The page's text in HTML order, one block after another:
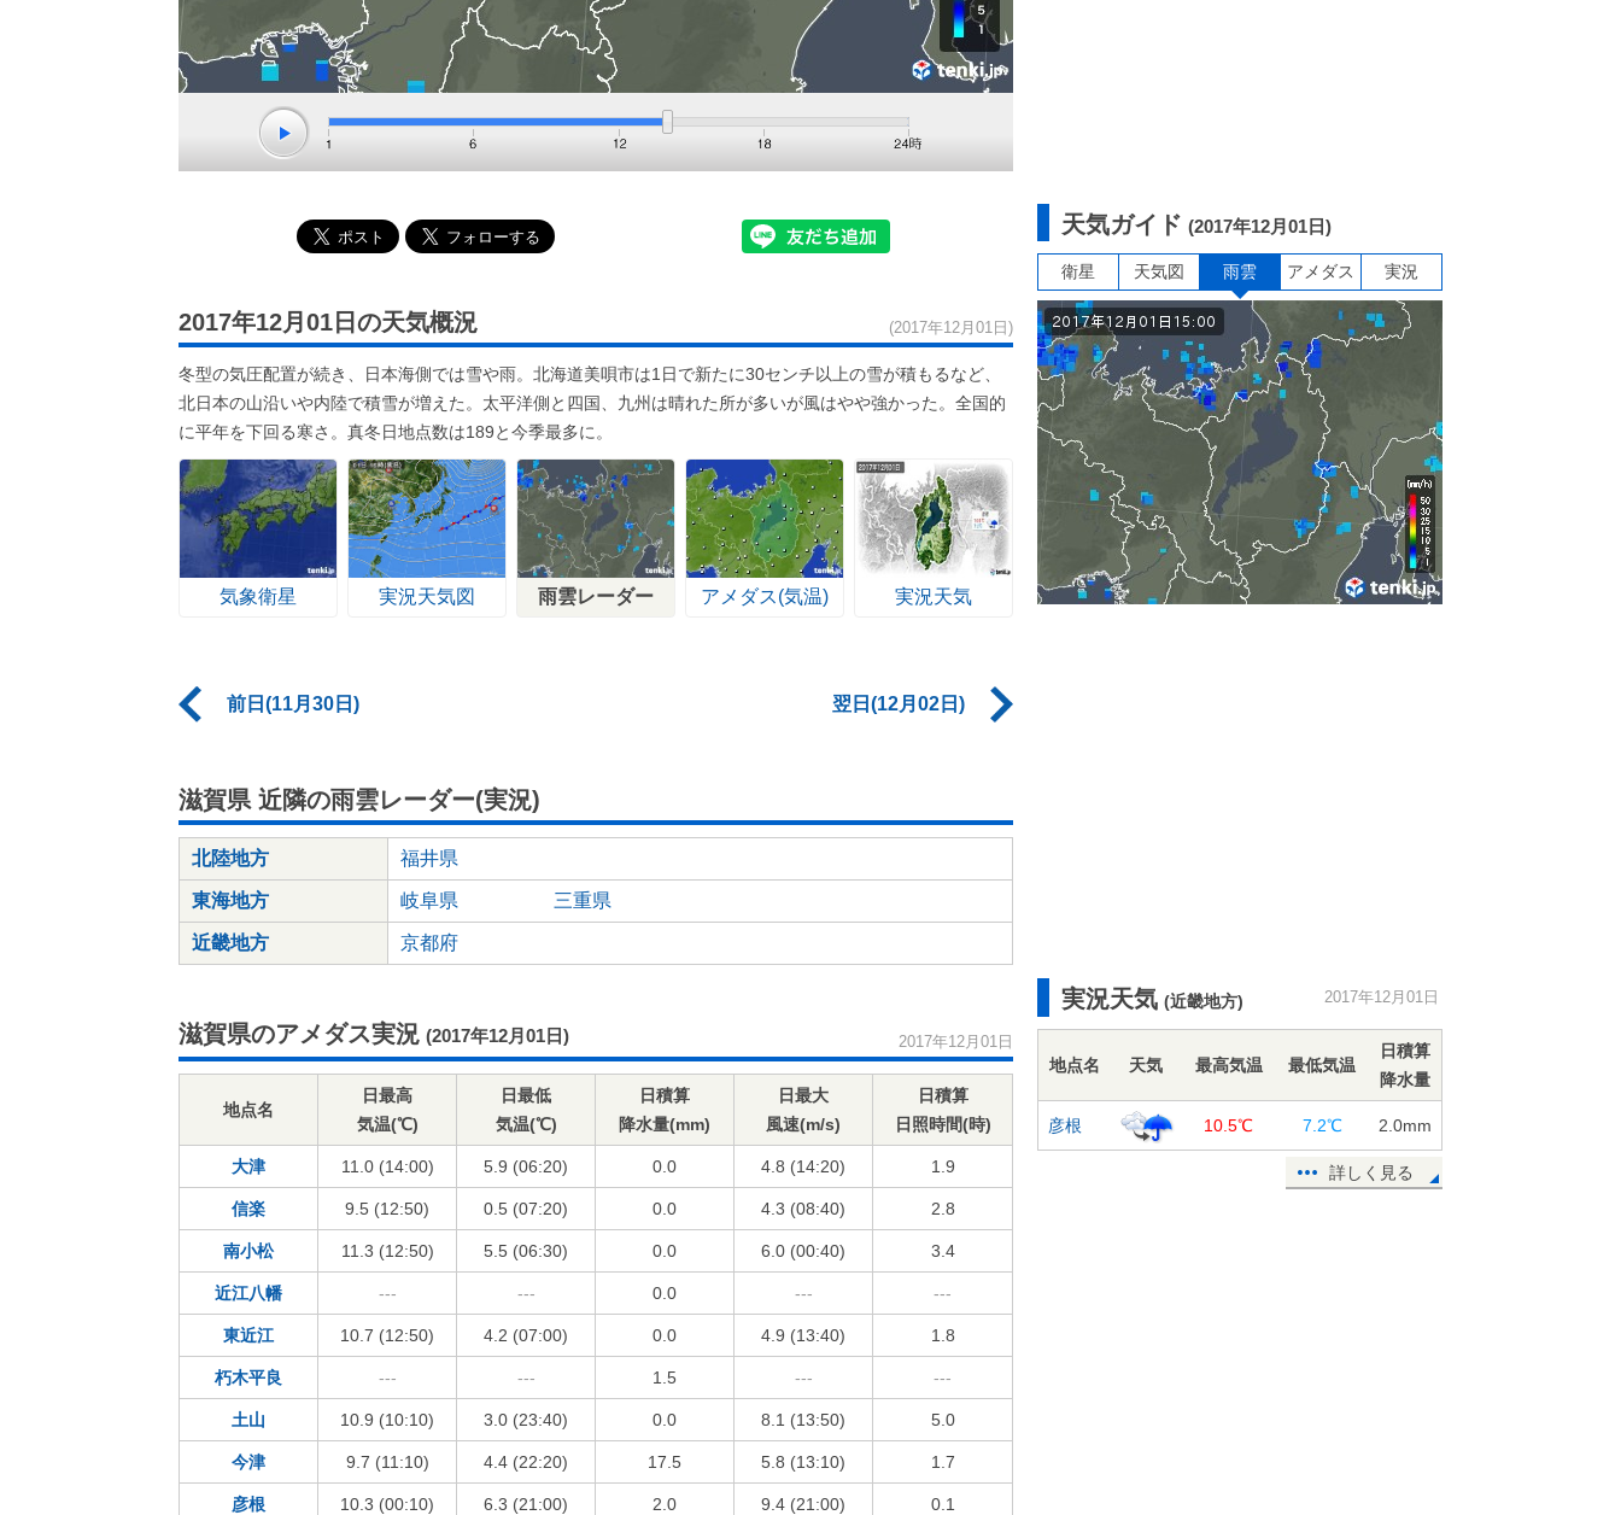
2017年12月01日の天気概況 (2017年12月01日)
冬型の気圧配置が続き、日本海側では雪や雨。北海道美唄市は1日で新たに30センチ以上の雪が積もるなど、
北日本の山沿いや内陸で積雪が増えた。太平洋側と四国、九州は晴れた所が多いが風はやや強かった。全国的
に平年を下回る寒さ。真冬日地点数は189と今季最多に。
気象衛星 実況天気図 雨雲レーダー アメダス(気温) 実況天気
前日(11月30日) 翌日(12月02日)
滋賀県 近隣の雨雲レーダー(実況)
北陸地方 福井県
東海地方 岐阜県 三重県
近畿地方 京都府
滋賀県のアメダス実況 (2017年12月01日) 2017年12月01日
地点名
日最高
気温(℃)
日最低
気温(℃)
日積算
降水量(mm)
日最大
風速(m/s)
日積算
日照時間(時)
大津 11.0 (14:00) 5.9 (06:20) 0.0 4.8 (14:20) 1.9
信楽 9.5 (12:50) 0.5 (07:20) 0.0 4.3 (08:40) 2.8
南小松 11.3 (12:50) 5.5 (06:30) 0.0 6.0 (00:40) 3.4
近江八幡 --- --- 0.0 --- ---
東近江 10.7 (12:50) 4.2 (07:00) 0.0 4.9 (13:40) 1.8
朽木平良 --- --- 1.5 --- ---
土山 10.9 (10:10) 3.0 (23:40) 0.0 8.1 (13:50) 5.0
今津 9.7 (11:10) 4.4 (22:20) 17.5 5.8 (13:10) 1.7
彦根 10.3 (00:10) 6.3 (21:00) 2.0 9.4 (21:00) 0.1
天気ガイド (2017年12月01日)
衛星 天気図 雨雲 アメダス 実況
実況天気 (近畿地方) 2017年12月01日
地点名 天気 最高気温 最低気温
日積算
降水量
彦根 10.5℃ 7.2℃ 2.0mm
詳しく見る